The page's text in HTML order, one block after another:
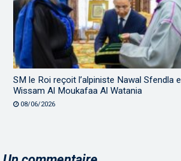
SM le Roi reçoit l’alpiniste Nawal Sfendla
Wissam Al Moukafaa Al Watania
08/06/2026